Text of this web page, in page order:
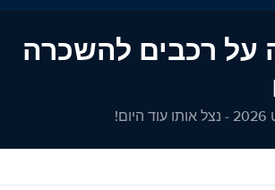
הנחה על רכבים להשכרה